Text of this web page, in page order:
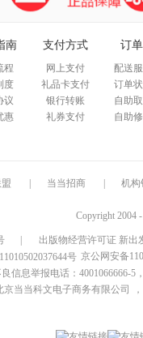
南
程
度
议
惠
支付方式
网上支付
礼品卡支付
银行转账
礼券支付
订
配送
订单
自助
自助
当当招商 机构
Copyright 2004
出版物经营许可证 新出
京公网安备
信息举报电话：4001066666-5
京当当科文电子商务有限公司